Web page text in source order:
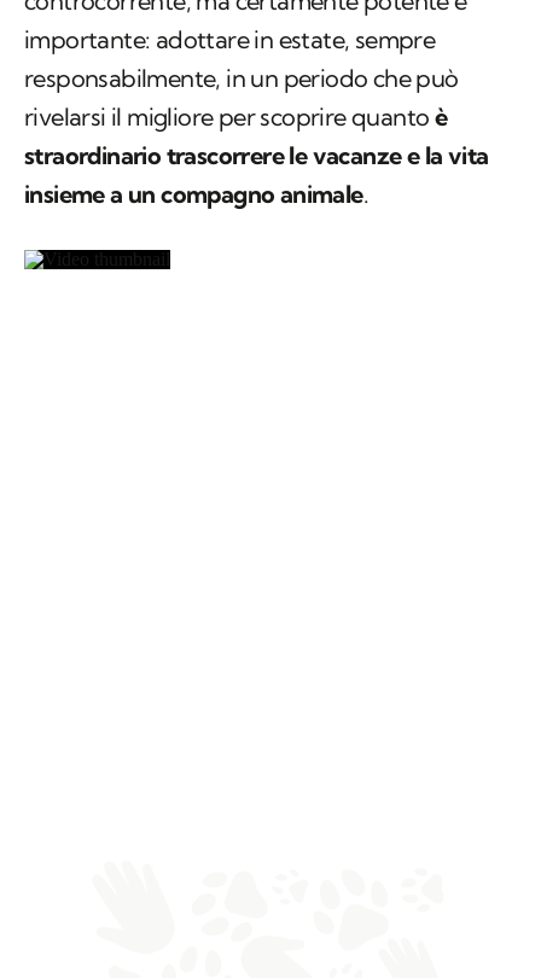
importante: adottare in estate, sempre
responsabilmente, in un periodo che può
rivelarsi il migliore per scoprire quanto è
straordinario trascorrere le vacanze e la vita
insieme a un compagno animale.